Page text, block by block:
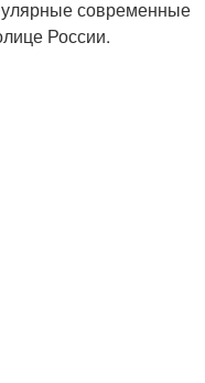
современные
России.